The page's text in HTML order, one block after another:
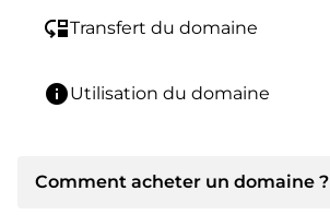
move_downTransfert du domaine
infoUtilisation du domaine
Comment acheter un domaine ?